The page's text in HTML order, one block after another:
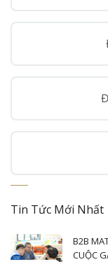
Tin Tức Mới Nhất
B2B
CUỘC